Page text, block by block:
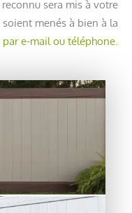
sera mis à votre
menés à bien à la
e-mail ou téléphone.